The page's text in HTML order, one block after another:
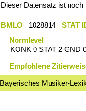
Dieser Datensatz ist noch
BMLO 1028814 STAT
Normlevel
KONK 0 STAT 2 GND
Empfohlene
Bayerisches Musiker-